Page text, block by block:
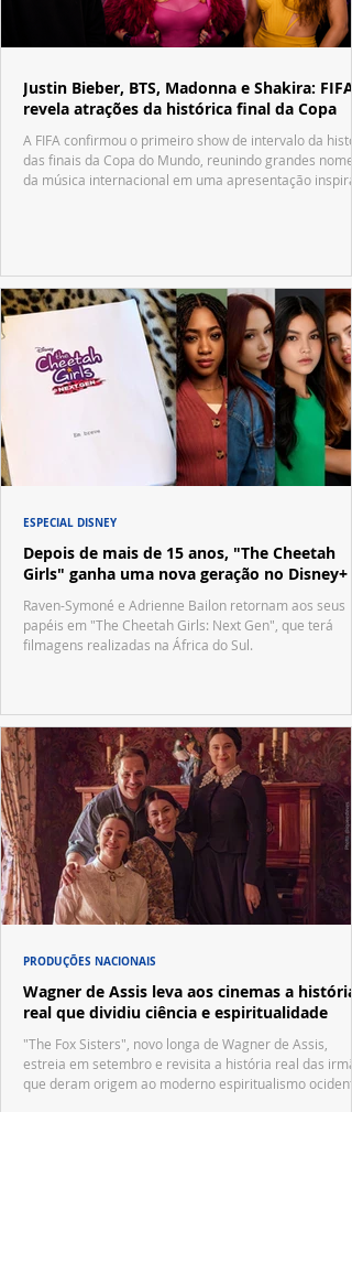
Justin Bieber, BTS, Madonna e Shakira: FIFA
revela atrações da histórica final da Copa
A FIFA confirmou o primeiro show de intervalo da
das finais da Copa do Mundo, reunindo grandes nomes
da música internacional em uma apresentação
Depois de mais de 15 anos, "The Cheetah
Girls" ganha uma nova geração no Disney+
Raven-Symoné e Adrienne Bailon retornam aos seus
papéis em "The Cheetah Girls: Next Gen", que terá
filmagens realizadas na África do Sul.
ESPECIAL DISNEY
Wagner de Assis leva aos cinemas a história
real que dividiu ciência e espiritualidade
"The Fox Sisters", novo longa de Wagner de Assis,
estreia em setembro e revisita a história real das
que deram origem ao moderno espiritualismo
PRODUÇÕES NACIONAIS